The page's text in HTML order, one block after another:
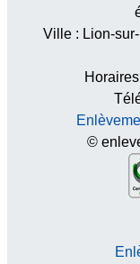
Ville : Lion-
©